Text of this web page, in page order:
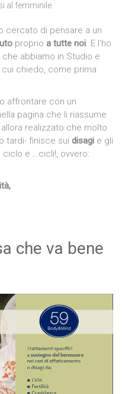
al femminile
cercato di pensare a un
proprioa tutte noi. E l’ho
abbiamo in Studio e
chiedo, come prima
affrontare con un
pagina che li riassume
realizzato che molto
tardi- finisce suidisagi e gli
e …cicli!, ovvero:
che va bene